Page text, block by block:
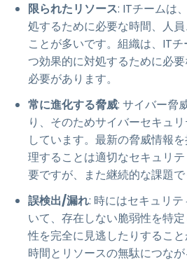
限られたリソース: ITチームは
処するために必要な時間、人
ことが多いです。組織は、IT
つ効果的に対処するために必
必要があります。
常に進化する脅威: サイバー脅
り、そのためサイバーセキュ
しています。最新の脅威情報
理することは適切なセキュリ
要ですが、また継続的な課題で
誤検出/漏れ: 時にはセキュリ
いて、存在しない脆弱性を特
性を完全に見逃したりするこ
時間とリソースの無駄につな